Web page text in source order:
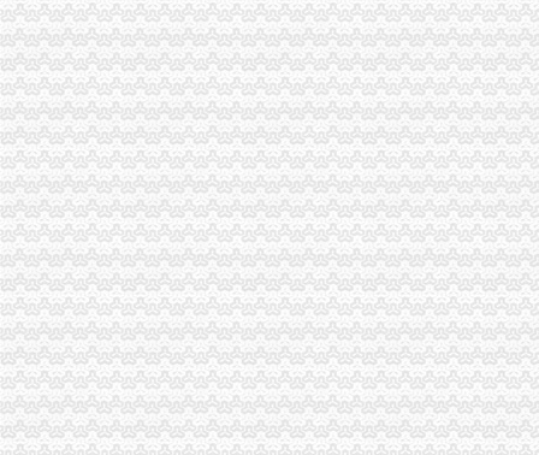
利用香港公司怎么降低外贸成本【今日推荐网】
中国声级计页|名录_中国声级计公司|厂家-八方资源网声级计页
渝北区注册外贸公司流程
重庆对外经贸（集团）有限公司_【电话地址_招聘信息_注册信息_信用
西永综合保税区建设专题
上海国内海运、上海海运公司、上海水运公司、上海海运价格报价,
注册徐汇区外贸公司流程上海迪米告诉您—徐汇区—其它—快点8分类
北京直达到永定县物流公司-商务服务-中国五金商机网
重庆注册外贸公司
【重庆外贸总监招聘网_2018年新重庆外贸总监招聘信息】-重庆聘
重庆外贸国际货运有限公司_重庆市_渝中区_企业在线
重庆外贸运输贸易公司_重庆市_渝中区_企业在线
植美村美容器材外贸服装-重庆翼虎美业-主页
我公司在重庆,想申请改成有进出口贸易的外贸公司,需要哪些条件和
渝北区注册外贸公司
【重庆渝北区数码电脑企业名录】_第2页_顺企网
【渝北纬创包吃包住+买五险+轻松,重庆金贤达人力资源管理有限公司
渝北区真空滚揉机|诸城汇康食品机械|真空滚揉机批发价格